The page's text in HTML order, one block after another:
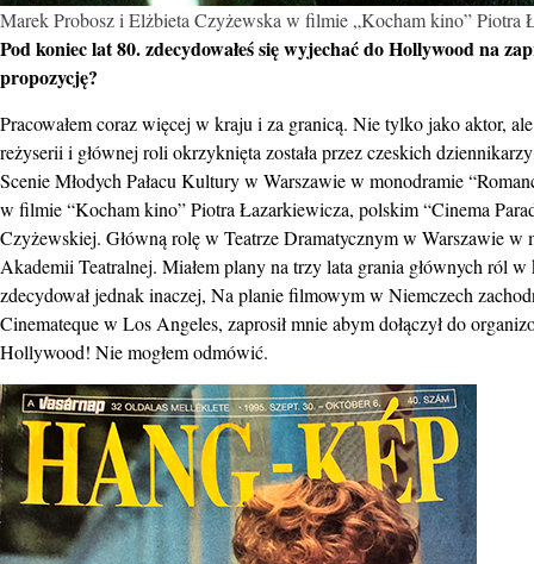
Marek Probosz i Elżbieta Czyżewska w filmie „Kocham kino” Piotra
Pod koniec lat 80. zdecydowałeś się wyjechać do Hollywood na
propozycję?
Pracowałem coraz więcej w kraju i za granicą. Nie tylko jako aktor,
reżyserii i głównej roli okrzyknięta została przez czeskich
Scenie Młodych Pałacu Kultury w Warszawie w monodramie
w filmie “Kocham kino” Piotra Łazarkiewicza, polskim “Cinema
Czyżewskiej. Główną rolę w Teatrze Dramatycznym w Warszawie w
Akademii Teatralnej. Miałem plany na trzy lata grania głównych ról
zdecydował jednak inaczej, Na planie filmowym w Niemczech
Cinemateque w Los Angeles, zaprosił mnie abym dołączył do
Hollywood! Nie mogłem odmówić.